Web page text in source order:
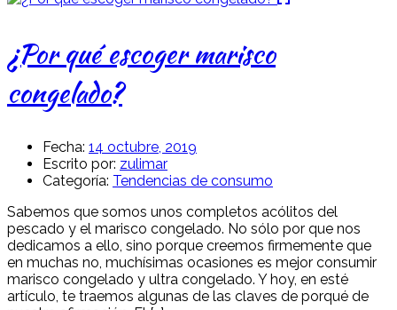
¿Por qué escoger marisco
congelado?
Fecha: 14 octubre, 2019
Escrito por: zulimar
Categoría: Tendencias de consumo
Sabemos que somos unos completos acólitos del
pescado y el marisco congelado. No sólo por que nos
dedicamos a ello, sino porque creemos firmemente que
en muchas no, muchísimas ocasiones es mejor consumir
marisco congelado y ultra congelado. Y hoy, en esté
artículo, te traemos algunas de las claves de porqué de